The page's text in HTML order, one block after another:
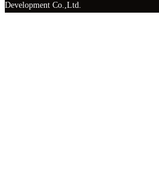
Development Co.,Ltd.